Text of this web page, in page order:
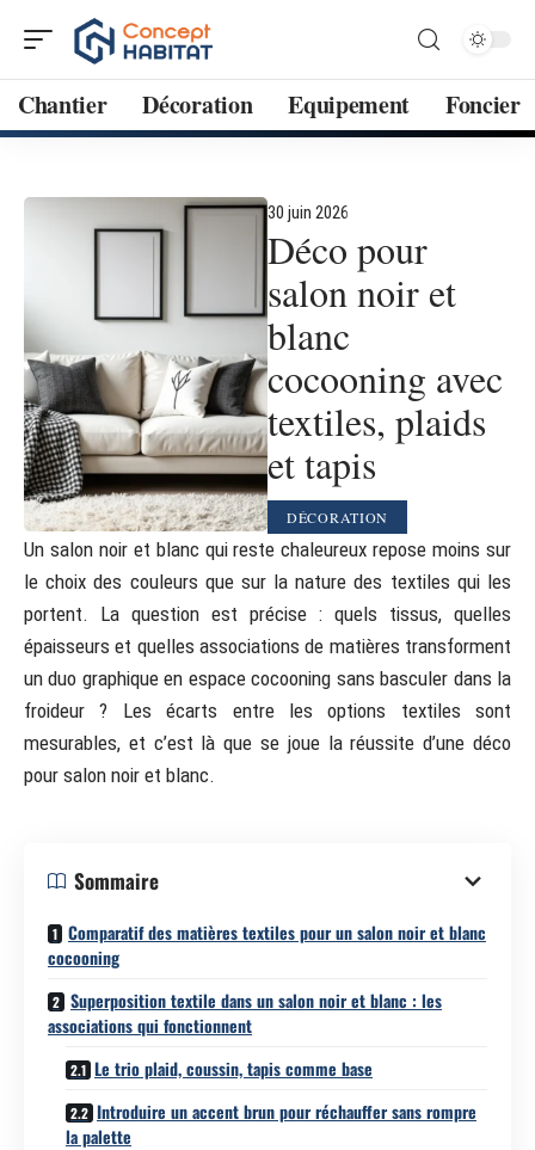
Chantier Décoration Equipement Foncier
30 juin 2026
Déco pour
salon noir et
blanc
cocooning avec
textiles, plaids
et tapis
DÉCORATION
Un salon noir et blanc qui reste chaleureux repose moins sur
le choix des couleurs que sur la nature des textiles qui les
portent. La question est précise : quels tissus, quelles
épaisseurs et quelles associations de matières transforment
un duo graphique en espace cocooning sans basculer dans la
froideur ? Les écarts entre les options textiles sont
mesurables, et c’est là que se joue la réussite d’une déco
pour salon noir et blanc.
Sommaire
Comparatif des matières textiles pour un salon noir et blanc
cocooning
Superposition textile dans un salon noir et blanc : les
associations qui fonctionnent
Le trio plaid, coussin, tapis comme base
Introduire un accent brun pour réchauffer sans rompre
la palette